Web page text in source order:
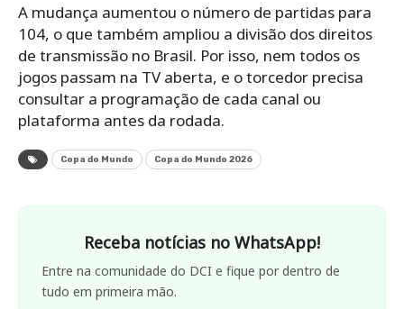
A mudança aumentou o número de partidas para
104, o que também ampliou a divisão dos direitos
de transmissão no Brasil. Por isso, nem todos os
jogos passam na TV aberta, e o torcedor precisa
consultar a programação de cada canal ou
plataforma antes da rodada.
Copa do Mundo Copa do Mundo 2026
Receba notícias no WhatsApp!
Entre na comunidade do DCI e fique por dentro de
tudo em primeira mão.